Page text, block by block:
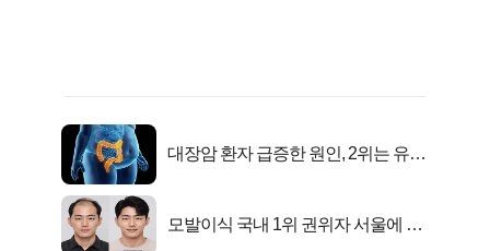
대장암 환자 급증한 원인, 2위는 유산
모발이식 국내 1위 권위자 서울에 있